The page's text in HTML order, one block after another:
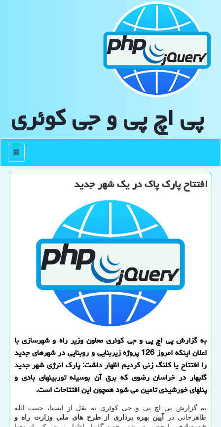
پی اچ پی و جی كوئری
منو
افتتاح پارك پاك در یك شهر جدید
به گزارش پی اچ پی و جی کوئری معاون وزیر راه و شهرسازی با
اعلان اینکه امروز 126 پروژه زیربنایی و روبنایی در شهرهای جدید
را افتتاح یا کلنگ زنی کردیم اظهار داشت: پارک انرژی شهر جدید
گلبهار در خراسان رضوی که برق آن بوسیله توربینهای بادی و
پنلهای خورشیدی تامین می شود همچون این افتتاحات است.
به گزارش پی اچ پی و جی کوئری به نقل از ایسنا، حبیب الله
طاهرخانی در
آیین بهره برداری از طرح های ملی وزارت راه و